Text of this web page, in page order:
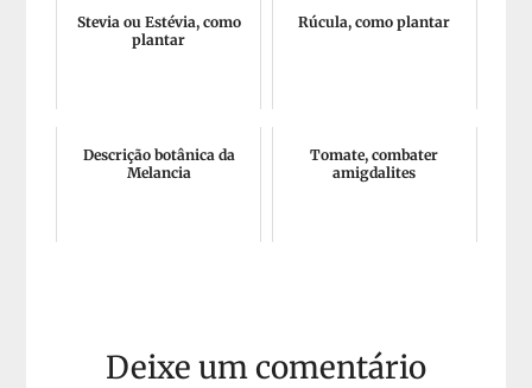
Stevia ou Estévia, como
plantar
Rúcula, como plantar
Descrição botânica da
Melancia
Tomate, combater
amigdalites
Deixe um comentário